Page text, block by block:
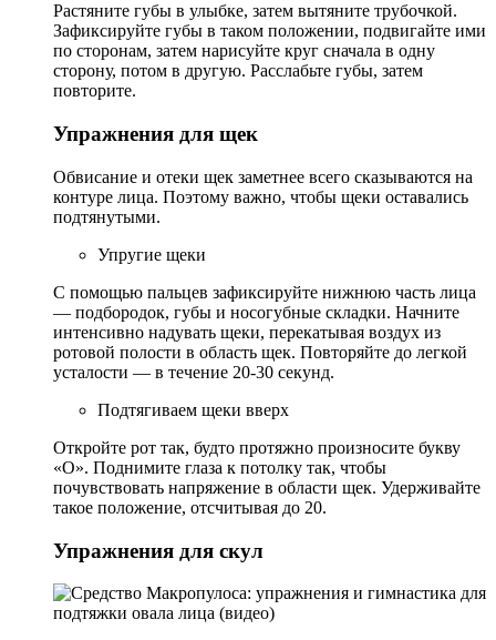
Растяните губы в улыбке, затем вытяните трубочкой.
Зафиксируйте губы в таком положении, подвигайте ими
по сторонам, затем нарисуйте круг сначала в одну
сторону, потом в другую. Расслабьте губы, затем
повторите.
Упражнения для щек
Обвисание и отеки щек заметнее всего сказываются на
контуре лица. Поэтому важно, чтобы щеки оставались
подтянутыми.
Упругие щеки
С помощью пальцев зафиксируйте нижнюю часть лица
— подбородок, губы и носогубные складки. Начните
интенсивно надувать щеки, перекатывая воздух из
ротовой полости в область щек. Повторяйте до легкой
усталости — в течение 20-30 секунд.
Подтягиваем щеки вверх
Откройте рот так, будто протяжно произносите букву
«О». Поднимите глаза к потолку так, чтобы
почувствовать напряжение в области щек. Удерживайте
такое положение, отсчитывая до 20.
Упражнения для скул